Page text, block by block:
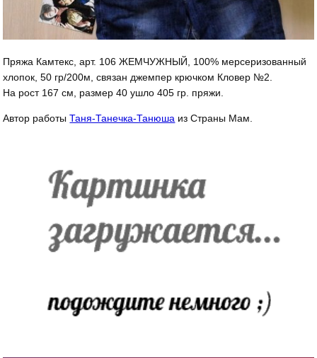
Пряжа Камтекс, арт. 106 ЖЕМЧУЖНЫЙ, 100% мерсеризованный
хлопок, 50 гр/200м, связан джемпер крючком Кловер №2.
На рост 167 см, размер 40 ушло 405 гр. пряжи.
Автор работыТаня-Танечка-Танюша из Страны Мам.